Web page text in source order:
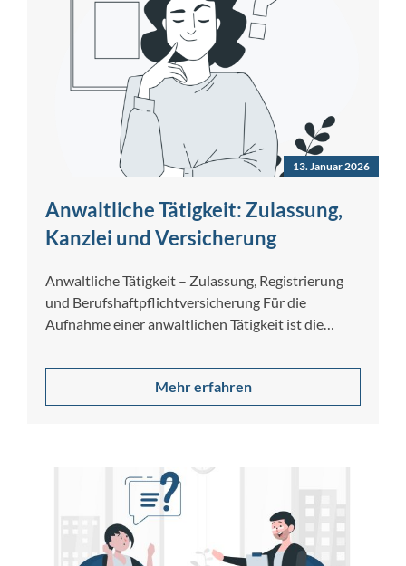
13. Januar 2026
Anwaltliche Tätigkeit: Zulassung,
Kanzlei und Versicherung
Anwaltliche Tätigkeit – Zulassung, Registrierung
und Berufshaftpflichtversicherung Für die
Aufnahme einer anwaltlichen Tätigkeit ist die
erforderlich….
Mehr erfahren